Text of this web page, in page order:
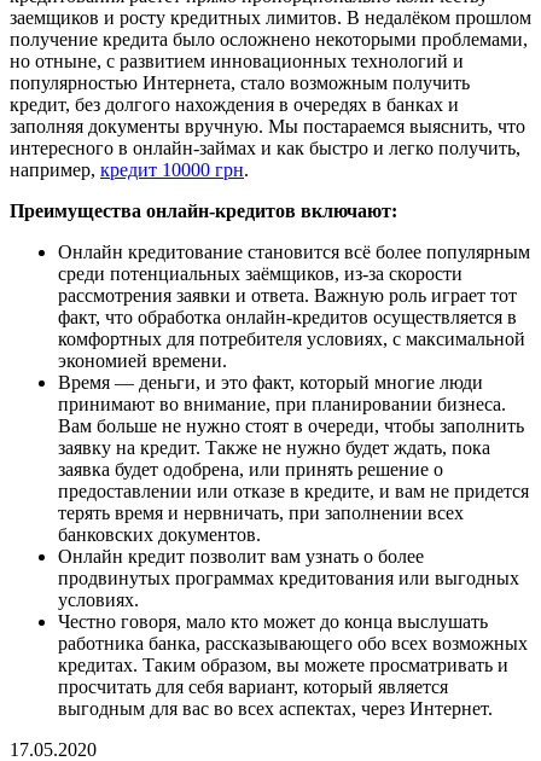
заемщиков и росту кредитных лимитов. В недалёком прошлом
получение кредита было осложнено некоторыми проблемами,
но отныне, с развитием инновационных технологий и
популярностью Интернета, стало возможным получить
кредит, без долгого нахождения в очередях в банках и
заполняя документы вручную. Мы постараемся выяснить, что
интересного в онлайн-займах и как быстро и легко получить,
например, кредит 10000 грн.
Преимущества онлайн-кредитов включают:
Онлайн кредитование становится всё более популярным
среди потенциальных заёмщиков, из-за скорости
рассмотрения заявки и ответа. Важную роль играет тот
факт, что обработка онлайн-кредитов осуществляется в
комфортных для потребителя условиях, с максимальной
экономией времени.
Время — деньги, и это факт, который многие люди
принимают во внимание, при планировании бизнеса.
Вам больше не нужно стоят в очереди, чтобы заполнить
заявку на кредит. Также не нужно будет ждать, пока
заявка будет одобрена, или принять решение о
предоставлении или отказе в кредите, и вам не придется
терять время и нервничать, при заполнении всех
банковских документов.
Онлайн кредит позволит вам узнать о более
продвинутых программах кредитования или выгодных
условиях.
Честно говоря, мало кто может до конца выслушать
работника банка, рассказывающего обо всех возможных
кредитах. Таким образом, вы можете просматривать и
просчитать для себя вариант, который является
выгодным для вас во всех аспектах, через Интернет.
17.05.2020